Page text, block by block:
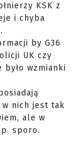
KSK z
i chyba
by G36
UK czy
było wzmianki
w nich jest tak
ale w
sporo.